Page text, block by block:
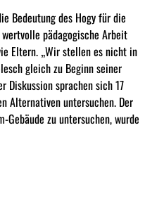
Bedeutung des Hogy für die
pädagogische Arbeit
Eltern. „Wir stellen es nicht in
gleich zu Beginn seiner
Diskussion sprachen sich 17
Alternativen untersuchen. Der
zu untersuchen, wurde